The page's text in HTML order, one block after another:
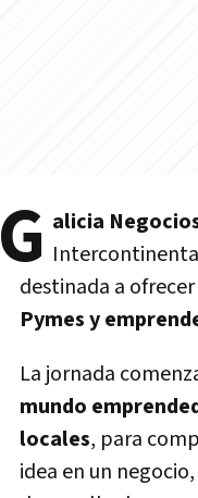
G alicia
destinada a
Pymes y
La jornada
mundo
locales, para
idea en un